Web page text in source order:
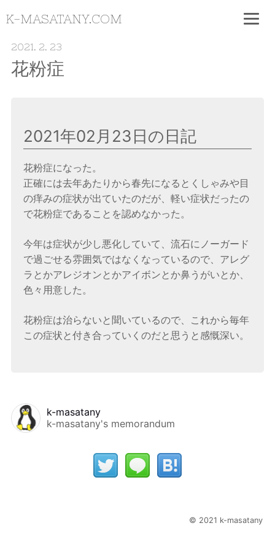
K-MASATANY.COM
2021. 2. 23
花粉症
2021年02月23日の日記
花粉症になった。
正確には去年あたりから春先になるとくしゃみや目
の痒みの症状が出ていたのだが、軽い症状だったの
で花粉症であることを認めなかった。
今年は症状が少し悪化していて、流石にノーガード
で過ごせる雰囲気ではなくなっているので、アレグ
ラとかアレジオンとかアイボンとか鼻うがいとか、
色々用意した。
花粉症は治らないと聞いているので、これから毎年
この症状と付き合っていくのだと思うと感慨深い。
k-masatany
k-masatany's memorandum
© 2021 k-masatany